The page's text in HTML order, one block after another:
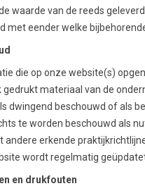
waarde van de reeds
met eender welke
die op onze website(s)
gedrukt materiaal van de
dwingend beschouwd of als
te worden beschouwd als
andere erkende
wordt regelmatig
en drukfouten